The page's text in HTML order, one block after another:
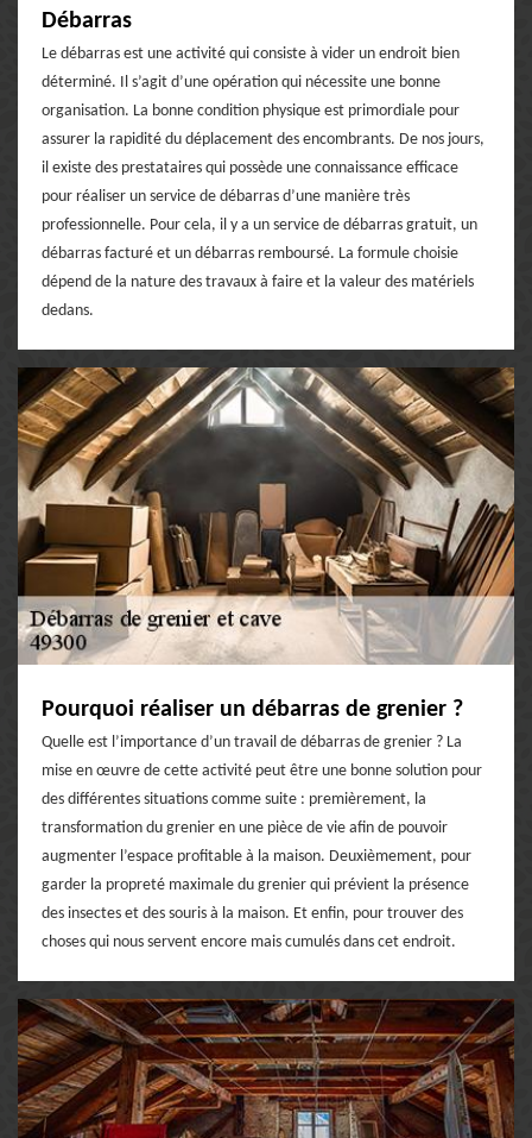
Débarras
Le débarras est une activité qui consiste à vider un endroit bien
déterminé. Il s’agit d’une opération qui nécessite une bonne
organisation. La bonne condition physique est primordiale pour
assurer la rapidité du déplacement des encombrants. De nos jours,
il existe des prestataires qui possède une connaissance efficace
pour réaliser un service de débarras d’une manière très
professionnelle. Pour cela, il y a un service de débarras gratuit, un
débarras facturé et un débarras remboursé. La formule choisie
dépend de la nature des travaux à faire et la valeur des matériels
dedans.
Pourquoi réaliser un débarras de grenier ?
Quelle est l’importance d’un travail de débarras de grenier ? La
mise en œuvre de cette activité peut être une bonne solution pour
des différentes situations comme suite : premièrement, la
transformation du grenier en une pièce de vie afin de pouvoir
augmenter l’espace profitable à la maison. Deuxièmement, pour
garder la propreté maximale du grenier qui prévient la présence
des insectes et des souris à la maison. Et enfin, pour trouver des
choses qui nous servent encore mais cumulés dans cet endroit.